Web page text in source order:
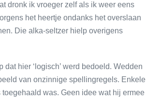
dronk ik vroeger zelf als ik weer eens
het heertje ondanks het overslaan
Die alka-seltzer hielp overigens
dat hier ‘logisch’ werd bedoeld. Wedden
van onzinnige spellingregels. Enkele
was. Geen idee wat hij ermee